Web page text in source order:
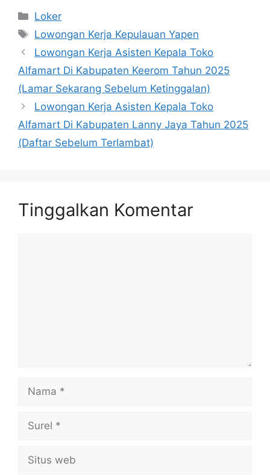
Kategori
Loker
Tag
Lowongan Kerja Kepulauan Yapen
Lowongan Kerja Asisten Kepala Toko
Alfamart Di Kabupaten Keerom Tahun 2025
(Lamar Sekarang Sebelum Ketinggalan)
Lowongan Kerja Asisten Kepala Toko
Alfamart Di Kabupaten Lanny Jaya Tahun 2025
(Daftar Sebelum Terlambat)
Tinggalkan Komentar
web